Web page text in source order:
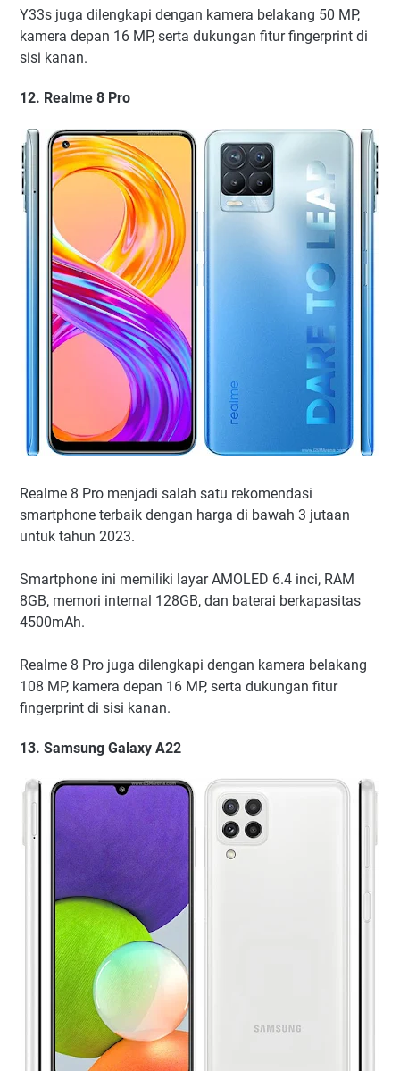
Y33s juga dilengkapi dengan kamera belakang 50 MP,
kamera depan 16 MP, serta dukungan fitur fingerprint di
sisi kanan.
12. Realme 8 Pro
Realme 8 Pro menjadi salah satu rekomendasi
smartphone terbaik dengan harga di bawah 3 jutaan
untuk tahun 2023.
Smartphone ini memiliki layar AMOLED 6.4 inci, RAM
8GB, memori internal 128GB, dan baterai berkapasitas
4500mAh.
Realme 8 Pro juga dilengkapi dengan kamera belakang
108 MP, kamera depan 16 MP, serta dukungan fitur
fingerprint di sisi kanan.
13. Samsung Galaxy A22